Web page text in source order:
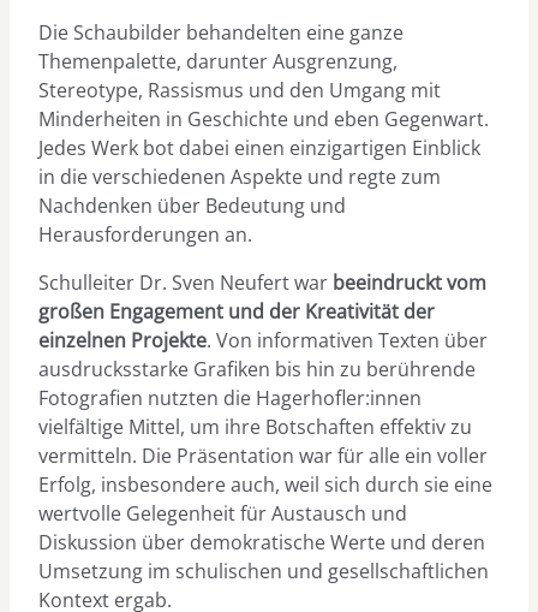
Die Schaubilder behandelten eine ganze
Themenpalette, darunter Ausgrenzung,
Stereotype, Rassismus und den Umgang mit
Minderheiten in Geschichte und eben Gegenwart.
Jedes Werk bot dabei einen einzigartigen Einblick
in die verschiedenen Aspekte und regte zum
Nachdenken über Bedeutung und
Herausforderungen an.
Schulleiter Dr. Sven Neufert war beeindruckt vom
großen Engagement und der Kreativität der
einzelnen Projekte. Von informativen Texten über
ausdrucksstarke Grafiken bis hin zu berührende
Fotografien nutzten die Hagerhofler:innen
vielfältige Mittel, um ihre Botschaften effektiv zu
vermitteln. Die Präsentation war für alle ein voller
Erfolg, insbesondere auch, weil sich durch sie eine
wertvolle Gelegenheit für Austausch und
Diskussion über demokratische Werte und deren
Umsetzung im schulischen und gesellschaftlichen
Kontext ergab.